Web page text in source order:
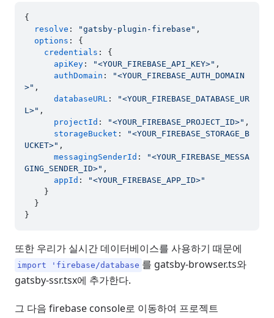
{
resolve : "gatsby-plugin-firebase" ,
options : {
credentials : {
apiKey : "<YOUR_FIREBASE_API_KEY>" ,
authDomain :
"<YOUR_FIREBASE_AUTH_DOMAIN
>" ,
databaseURL :
"<YOUR_FIREBASE_DATABASE_UR
L>" ,
projectId : "<YOUR_FIREBASE_PROJECT_ID>" ,
storageBucket :
"<YOUR_FIREBASE_STORAGE_B
UCKET>" ,
messagingSenderId :
"<YOUR_FIREBASE_MESSA
GING_SENDER_ID>" ,
appId :
"<YOUR_FIREBASE_APP_ID>"
또한 우리가 실시간 데이터베이스를 사용하기 때문에
import 'firebase/database 를 gatsby-browser.ts와
gatsby-ssr.tsx에 추가한다.
그 다음 firebase console로 이동하여 프로젝트